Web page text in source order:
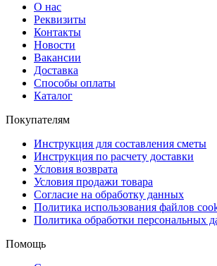
О нас
Реквизиты
Контакты
Новости
Вакансии
Доставка
Способы оплаты
Каталог
Покупателям
Инструкция для составления сметы
Инструкция по расчету доставки
Условия возврата
Условия продажи товара
Согласие на обработку данных
Политика использования файлов
Политика обработки персональных
Помощь